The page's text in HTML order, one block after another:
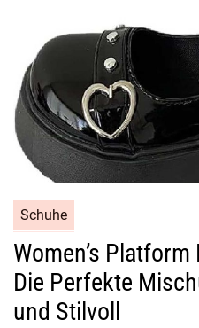
Schuhe
Women’s
Die Perfekte
und Stilvoll